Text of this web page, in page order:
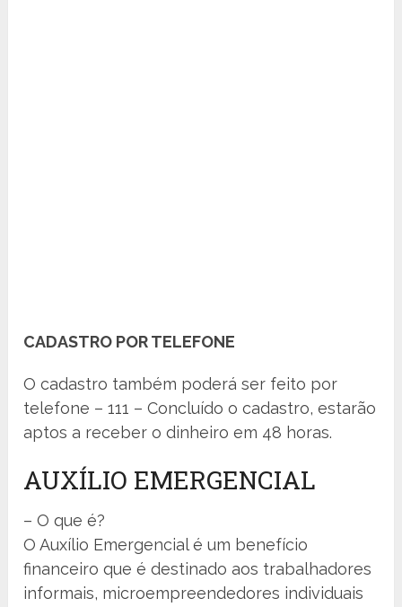
CADASTRO POR TELEFONE
O cadastro também poderá ser feito por
telefone – 111 – Concluído o cadastro, estarão
aptos a receber o dinheiro em 48 horas.
AUXÍLIO EMERGENCIAL
– O que é?
O Auxílio Emergencial é um benefício
financeiro que é destinado aos trabalhadores
informais, microempreendedores individuais